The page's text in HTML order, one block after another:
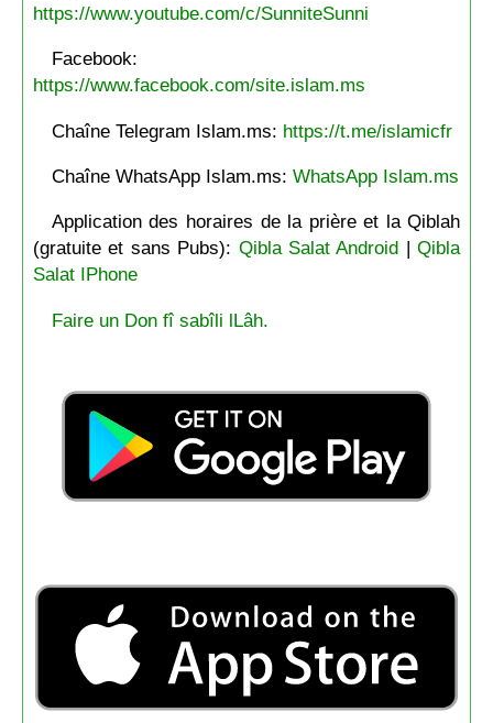
https://www.youtube.com/c/SunniteSunni
Facebook:
https://www.facebook.com/site.islam.ms
Chaîne Telegram Islam.ms: https://t.me/islamicfr
Chaîne WhatsApp Islam.ms: WhatsApp Islam.ms
Application des horaires de la prière et la Qiblah
(gratuite et sans Pubs): Qibla Salat Android |Qibla
Salat IPhone
Faire un Don fî sabîli lLâh.